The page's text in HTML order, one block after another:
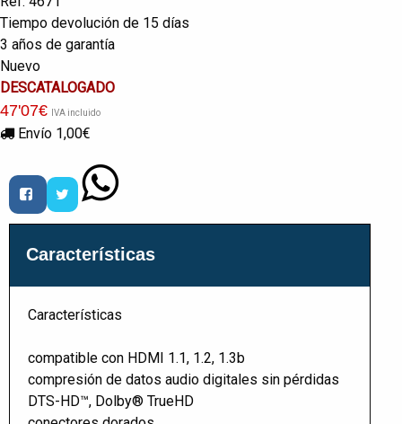
Tiempo devolución de 15 días
3 años de garantía
Nuevo
DESCATALOGADO
47'07€ IVA incluido
Envío 1,00€
Características
Características
compatible con HDMI 1.1, 1.2, 1.3b
compresión de datos audio digitales sin pérdidas
DTS-HD™, Dolby® TrueHD